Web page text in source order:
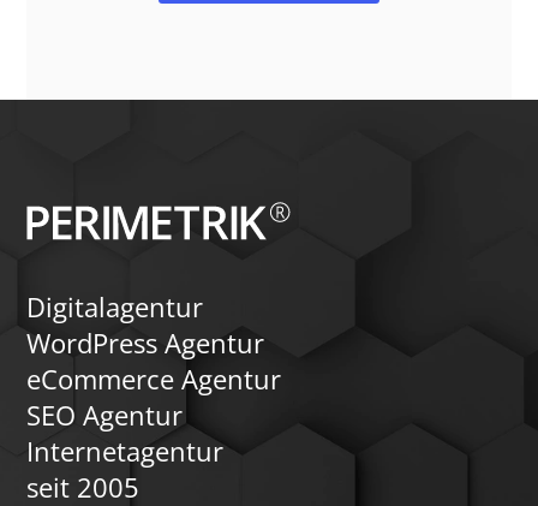
Digitalagentur
WordPress Agentur
eCommerce Agentur
SEO Agentur
Internetagentur
seit 2005